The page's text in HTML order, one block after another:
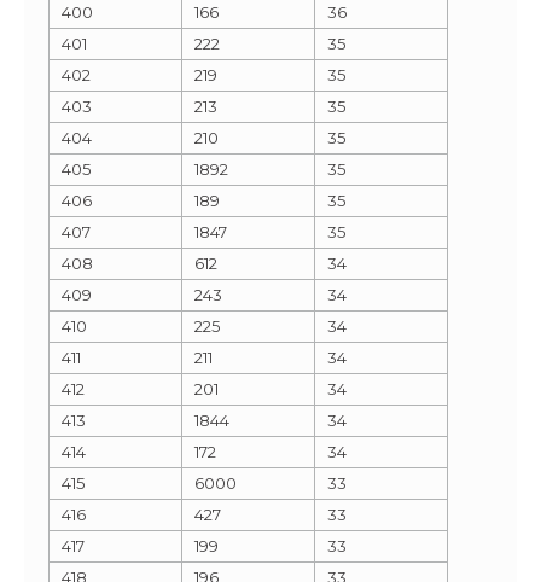
400
166
36
401
222
35
402
219
35
403
213
35
404
210
35
405
1892
35
406
189
35
407
1847
35
408
612
34
409
243
34
410
225
34
411
211
34
412
201
34
413
1844
34
414
172
34
415
6000
33
416
427
33
417
199
33
418
196 33